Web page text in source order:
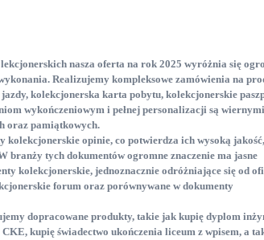
nasza oferta na rok 2025 wyróżnia się
Realizujemy kompleksowe zamówienia na
, kolekcjonerska karta pobytu, kolekcjonerskie
wykończeniowym i pełnej personalizacji są wiernymi
oraz pamiątkowych.
kolekcjonerskie opinie, co potwierdza ich wysoką jakość,
branży tych dokumentów ogromne znaczenie ma jasne
kolekcjonerskie, jednoznacznie odróżniające się od
forum oraz porównywane w dokumenty
dopracowane produkty, takie jak kupię dyplom
CKE, kupię świadectwo ukończenia liceum z wpisem, a